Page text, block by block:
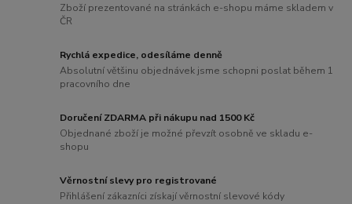
Zboží prezentované na stránkách e-shopu máme skladem v
ČR
Rychlá expedice, odesíláme denně
Absolutní většinu objednávek jsme schopni poslat během 1
pracovního dne
Doručení ZDARMA při nákupu nad 1500 Kč
Objednané zboží je možné převzít osobně ve skladu e-
shopu
Věrnostní slevy pro registrované
Přihlášení zákazníci získají věrnostní slevové kódy